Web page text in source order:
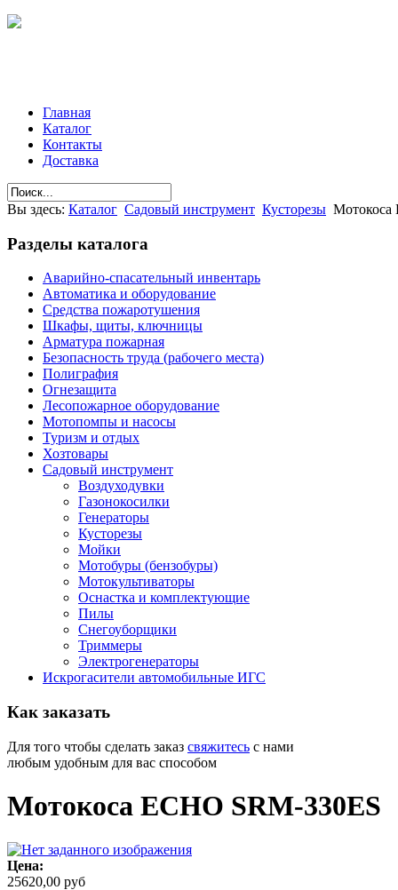
Главная
Каталог
Контакты
Доставка
Вы здесь: Каталог Садовый инструмент Кусторезы Мотокоса
Разделы каталога
Аварийно-спасательный инвентарь
Автоматика и оборудование
Средства пожаротушения
Шкафы, щиты, ключницы
Арматура пожарная
Безопасность труда (рабочего места)
Полиграфия
Огнезащита
Лесопожарное оборудование
Мотопомпы и насосы
Туризм и отдых
Хозтовары
Садовый инструмент
Воздуходувки
Газонокосилки
Генераторы
Кусторезы
Мойки
Мотобуры (бензобуры)
Мотокультиваторы
Оснастка и комплектующие
Пилы
Снегоуборщики
Триммеры
Электрогенераторы
Искрогасители автомобильные ИГС
Как заказать
Для того чтобы сделать заказ свяжитесь с нами
любым удобным для вас способом
Мотокоса ECHO SRM-330ES
Цена:
25620,00 руб